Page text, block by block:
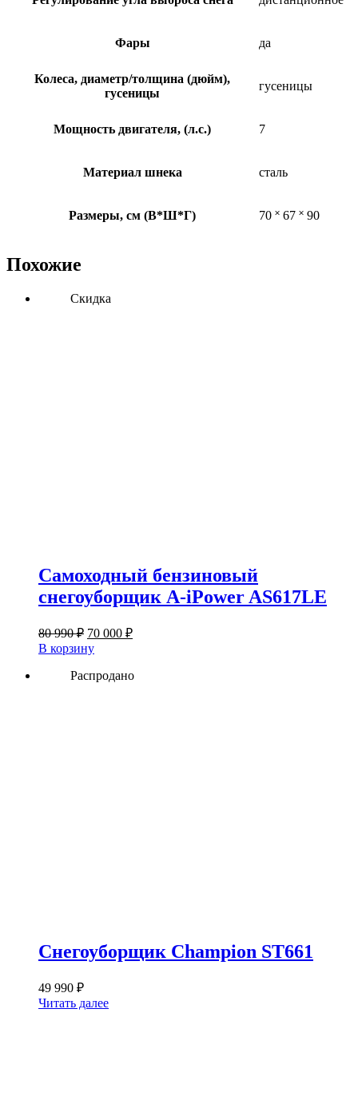
Фары да
Колеса, диаметр/толщина (дюйм),
гусеницы
гусеницы
Мощность двигателя, (л.с.) 7
Материал шнека сталь
Размеры, см (В*Ш*Г) 70 ˟ 67 ˟ 90
Похожие
Скидка
Самоходный бензиновый
снегоуборщик A-iPower AS617LE
80 990₽ Первоначальная
цена
составляла
80
70 000 ₽Текущая
000 ₽.
В корзину
Распродано
Снегоуборщик Champion ST661
49 990 ₽
Читать далее